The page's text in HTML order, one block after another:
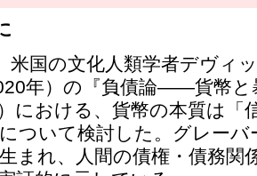
米国の文化人類学者デヴィ
年）の『負債論――貨幣
における、貨幣の本質は「
ついて検討した。グレー
まれ、人間の債権・債務